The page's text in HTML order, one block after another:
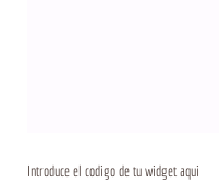
Introduce el codigo de tu widget aqui